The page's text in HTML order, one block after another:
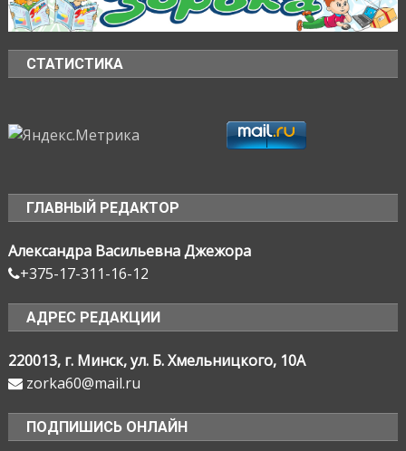
СТАТИСТИКА
ГЛАВНЫЙ РЕДАКТОР
Александра Васильевна Джежора
+375-17-311-16-12
АДРЕС РЕДАКЦИИ
220013, г. Минск, ул. Б. Хмельницкого, 10А
zorka60@mail.ru
ПОДПИШИСЬ ОНЛАЙН